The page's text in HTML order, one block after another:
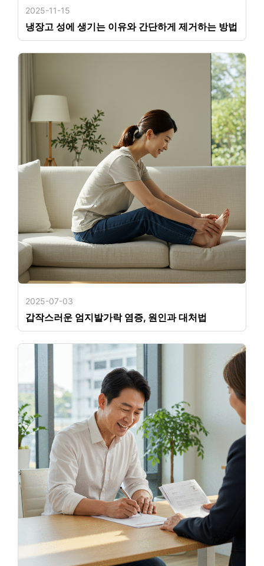
2025-11-15
냉장고 성에 생기는 이유와 간단하게 제거하는 방법
2025-07-03
갑작스러운 엄지발가락 염증, 원인과 대처법